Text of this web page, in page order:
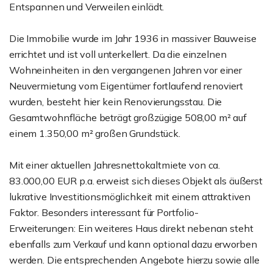
Entspannen und Verweilen einlädt.
Die Immobilie wurde im Jahr 1936 in massiver Bauweise
errichtet und ist voll unterkellert. Da die einzelnen
Wohneinheiten in den vergangenen Jahren vor einer
Neuvermietung vom Eigentümer fortlaufend renoviert
wurden, besteht hier kein Renovierungsstau. Die
Gesamtwohnfläche beträgt großzügige 508,00 m² auf
einem 1.350,00 m² großen Grundstück.
Mit einer aktuellen Jahresnettokaltmiete von ca.
83.000,00 EUR p.a. erweist sich dieses Objekt als äußerst
lukrative Investitionsmöglichkeit mit einem attraktiven
Faktor. Besonders interessant für Portfolio-
Erweiterungen: Ein weiteres Haus direkt nebenan steht
ebenfalls zum Verkauf und kann optional dazu erworben
werden. Die entsprechenden Angebote hierzu sowie alle